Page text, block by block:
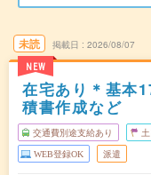
未読
NEW
掲載日 2026/08/07
在宅あり＊基本
積書作成など
交通費別途支給あり
WEB登録OK 派遣